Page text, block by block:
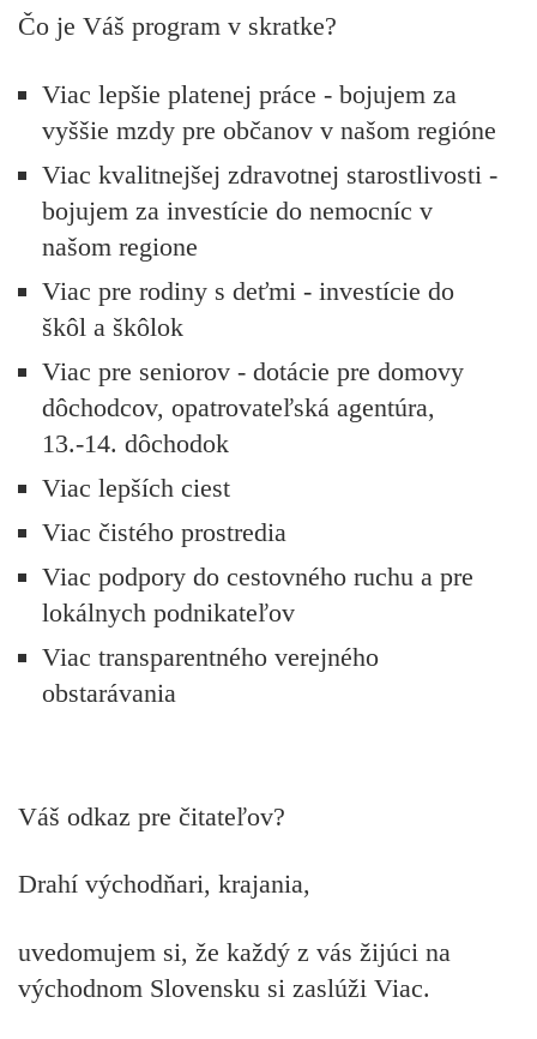
Čo je Váš program v skratke?
Viac lepšie platenej práce - bojujem za
vyššie mzdy pre občanov v našom regióne
Viac kvalitnejšej zdravotnej starostlivosti -
bojujem za investície do nemocníc v
našom regione
Viac pre rodiny s deťmi - investície do
škôl a škôlok
Viac pre seniorov - dotácie pre domovy
dôchodcov, opatrovateľská agentúra,
13.-14. dôchodok
Viac lepších ciest
Viac čistého prostredia
Viac podpory do cestovného ruchu a pre
lokálnych podnikateľov
Viac transparentného verejného
obstarávania
Váš odkaz pre čitateľov?
Drahí východňari, krajania,
uvedomujem si, že každý z vás žijúci na
východnom Slovensku si zaslúži Viac.